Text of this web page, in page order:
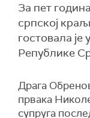
За пет
српској
гостовала
Републике
Драга
првака
супруга